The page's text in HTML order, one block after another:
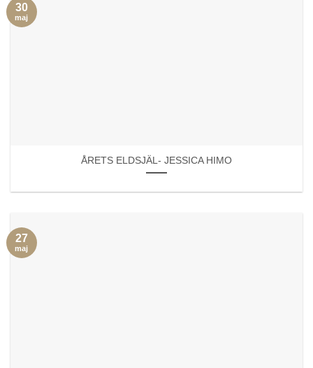
ÅRETS ELDSJÄL- JESSICA HIMO
30
maj
27
maj